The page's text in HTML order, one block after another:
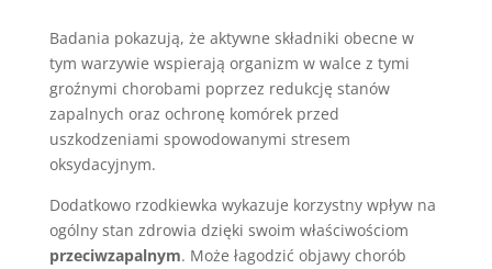
Badania pokazują, że aktywne składniki obecne w
tym warzywie wspierają organizm w walce z tymi
groźnymi chorobami poprzez redukcję stanów
zapalnych oraz ochronę komórek przed
uszkodzeniami spowodowanymi stresem
oksydacyjnym.
Dodatkowo rzodkiewka wykazuje korzystny wpływ na
ogólny stan zdrowia dzięki swoim właściwościom
przeciwzapalnym. Może łagodzić objawy chorób